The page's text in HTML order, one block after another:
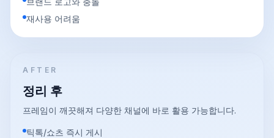
재사용 어려움
AFTER
정리 후
프레임이 깨끗해져 다양한 채널에 바로 활용 가능합니다.
틱톡/쇼츠 즉시 게시